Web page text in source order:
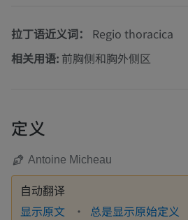
拉丁语近义词：
Regio thoracica
相关用语: 前胸侧和胸外侧区
定义
Antoine Micheau
自动翻译
显示原文 总是显示原始定义